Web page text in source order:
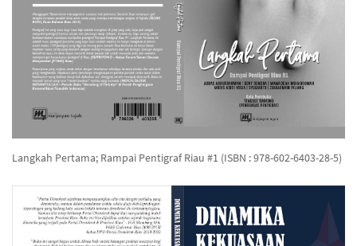
Langkah Pertama; Rampai Pentigraf Riau #1 (ISBN : 978-602-6403-28-5)